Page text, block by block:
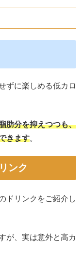
ずに楽しめる低カロ
肪分を抑えつつも、
きます。
ンク
ドリンクをご紹介し
が、実は意外と高カ